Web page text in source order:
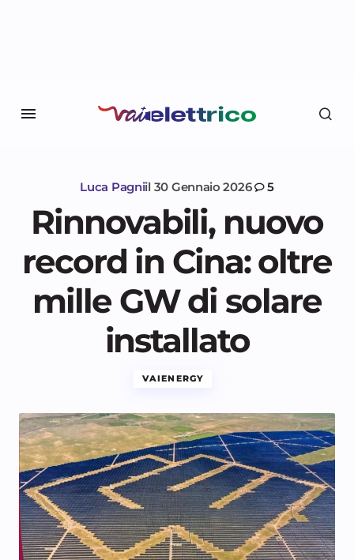
Luca Pagniil 30 Gennaio 2026 5
Rinnovabili, nuovo
record in Cina: oltre
mille GW di solare
installato
VAIENERGY